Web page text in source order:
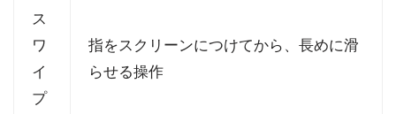
ス
ワ
イ
プ
指をスクリーンにつけてから、長めに滑
らせる操作